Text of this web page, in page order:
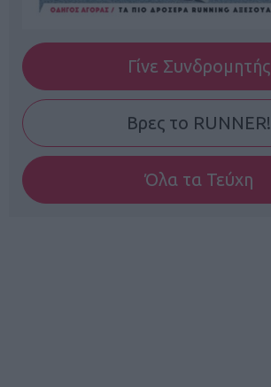
Γίνε Συνδρομητής
Βρες το RUNNER!
Όλα τα Τεύχη